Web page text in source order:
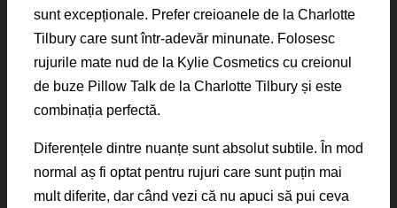
sunt excepționale. Prefer creioanele de la Charlotte
Tilbury care sunt într-adevăr minunate. Folosesc
rujurile mate nud de la Kylie Cosmetics cu creionul
de buze Pillow Talk de la Charlotte Tilbury și este
combinația perfectă.
Diferențele dintre nuanțe sunt absolut subtile. În mod
normal aș fi optat pentru rujuri care sunt puțin mai
mult diferite, dar când vezi că nu apuci să pui ceva